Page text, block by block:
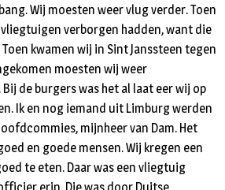
Wij moesten weer vlug verder. Toen
verborgen hadden, want die
kwamen wij in Sint Janssteen tegen
moesten wij weer
de burgers was het al laat eer wij op
Ik en nog iemand uit Limburg werden
mijnheer van Dam. Het
en goede mensen. Wij kregen een
te eten. Daar was een vliegtuig
erin. Die was door Duitse